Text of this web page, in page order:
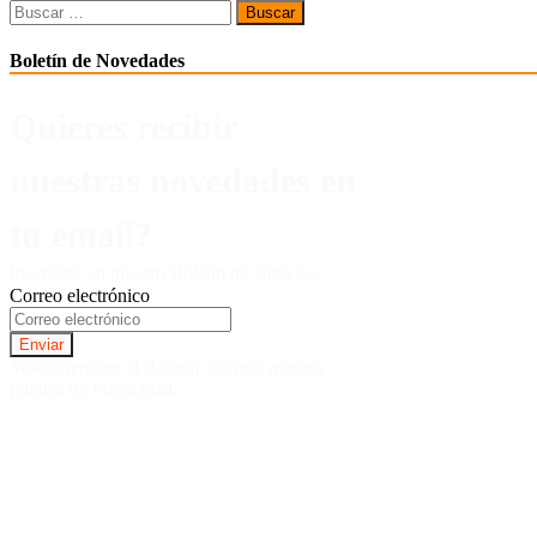
Buscar:
Boletín de Novedades
Correo electrónico